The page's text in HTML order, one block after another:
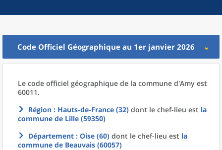
Code Officiel Géographique au 1er janvier 2026
Le code officiel géographique de la commune d'Amy est
60011.
Région : Hauts-de-France (32) dont le chef-lieu est la
commune de Lille (59350)
Département : Oise (60) dont le chef-lieu est la
commune de Beauvais (60057)